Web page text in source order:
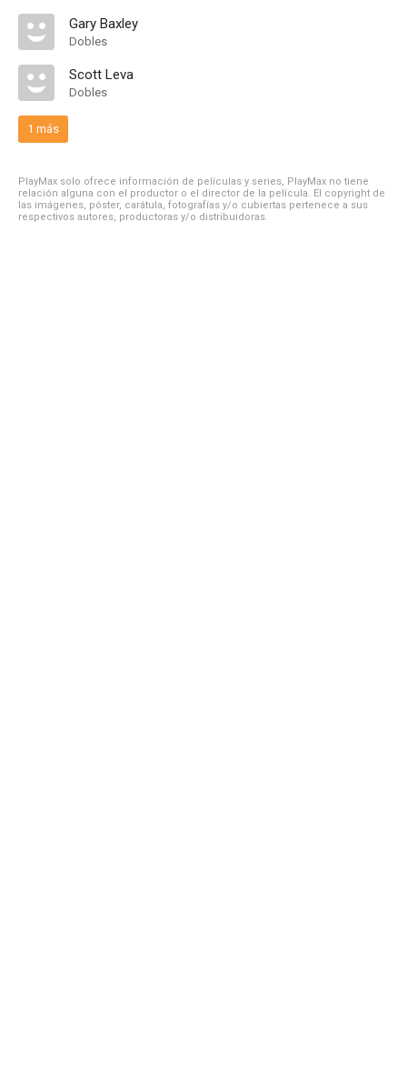
Gary Baxley
Dobles
Scott Leva
Dobles
1 más
PlayMax solo ofrece información de películas y series, PlayMax no tiene
relación alguna con el productor o el director de la película. El copyright de
las imágenes, póster, carátula, fotografías y/o cubiertas pertenece a sus
respectivos autores, productoras y/o distribuidoras.